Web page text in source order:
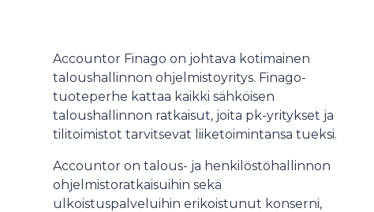
Accountor Finago on johtava kotimainen
taloushallinnon ohjelmistoyritys. Finago-
tuoteperhe kattaa kaikki sähköisen
taloushallinnon ratkaisut, joita pk-yritykset ja
tilitoimistot tarvitsevat liiketoimintansa tueksi.
Accountor on talous- ja henkilöstöhallinnon
ohjelmistoratkaisuihin sekä
ulkoistuspalveluihin erikoistunut konserni,